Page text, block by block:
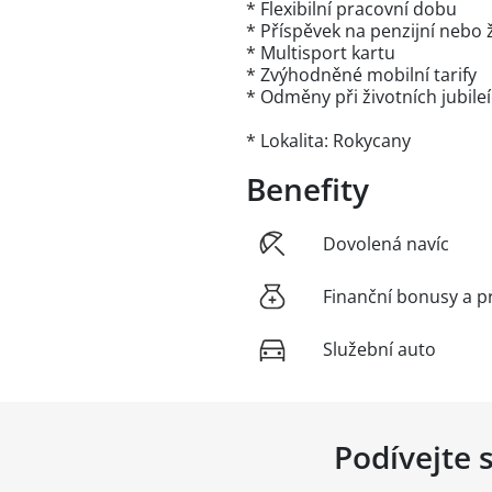
* Flexibilní pracovní dobu
* Příspěvek na penzijní nebo
* Multisport kartu
* Zvýhodněné mobilní tarify
* Odměny při životních
* Lokalita: Rokycany
Benefity
Dovolená navíc
Finanční bonusy a
Služební auto
Podívejte